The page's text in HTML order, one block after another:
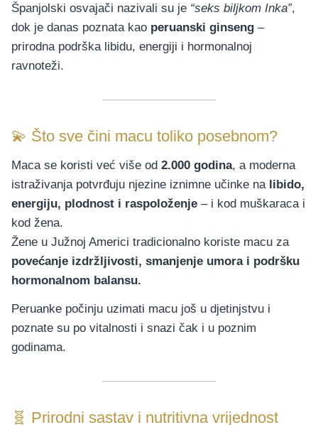
Španjolski osvajači nazivali su je “seks biljkom Inka”,
dok je danas poznata kao peruanski ginseng –
prirodna podrška libidu, energiji i hormonalnoj
ravnoteži.
💫 Što sve čini macu toliko posebnom?
Maca se koristi već više od 2.000 godina, a moderna
istraživanja potvrđuju njezine iznimne učinke na libido,
energiju, plodnost i raspoloženje – i kod muškaraca i
kod žena.
Žene u Južnoj Americi tradicionalno koriste macu za
povećanje izdržljivosti, smanjenje umora i podršku
hormonalnom balansu.
Peruanke počinju uzimati macu još u djetinjstvu i
poznate su po vitalnosti i snazi čak i u poznim
godinama.
🧬 Prirodni sastav i nutritivna vrijednost